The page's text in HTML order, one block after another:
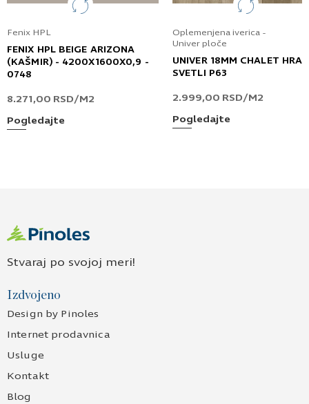
Fenix HPL
FENIX HPL BEIGE ARIZONA
(KAŠMIR) - 4200X1600X0,9 -
0748
8.271,00 RSD/M2
Pogledajte
Oplemenjena iverica -
Univer ploče
UNIVER 18MM CHALET
SVETLI P63
2.999,00 RSD/M2
Pogledajte
Stvaraj po svojoj meri!
Izdvojeno
Design by Pinoles
Internet prodavnica
Usluge
Kontakt
Blog